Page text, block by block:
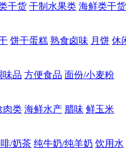
干货 干制水果类 海鲜类干货
饼干蛋糕 熟食卤味 月饼 休
味品 方便食品 面份/小麦粉
肉类 海鲜水产 腊味 鲜玉米
/奶茶 纯牛奶/纯羊奶 饮用水